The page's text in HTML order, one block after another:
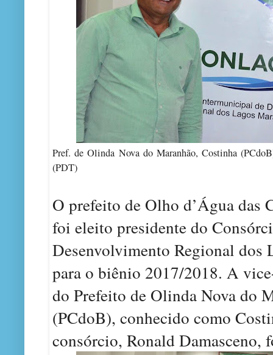
Pref. de Olinda Nova do Maranhão, Costinha
(PDT)
O prefeito de Olho d’Água
foi eleito presidente do
Desenvolvimento Regional dos
para o biênio 2017/2018. A
do Prefeito de Olinda Novado
(PCdoB), conhecido como
consórcio, Ronald Damasceno,